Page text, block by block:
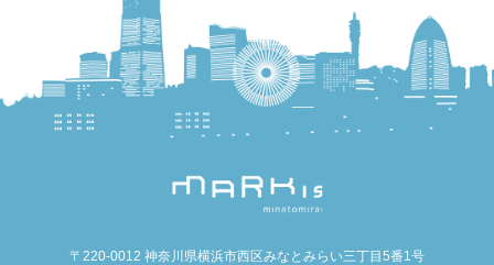
〒220-0012 神奈川県横浜市西区みなとみらい三丁目5番1号